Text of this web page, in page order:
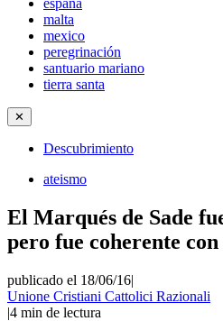
españa
malta
mexico
peregrinación
santuario mariano
tierra santa
✕
Descubrimiento
ateismo
El Marqués de Sade
pero fue coherente con
publicado el 18/06/16|
Unione Cristiani Cattolici Razionali
|4 min de lectura